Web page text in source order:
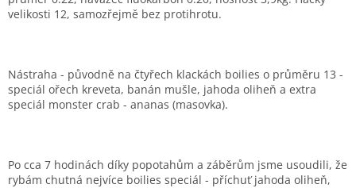
velikosti 12, samozřejmě bez protihrotu.
Nástraha - původně na čtyřech klackách boilies o průměru 13 -
speciál ořech kreveta, banán mušle, jahoda oliheň a extra
speciál monster crab - ananas (masovka).
Po cca 7 hodinách díky popotahům a záběrům jsme usoudili, že
rybám chutná nejvíce boilies speciál - příchuť jahoda oliheň,